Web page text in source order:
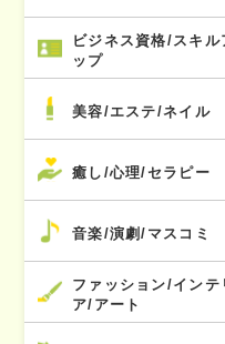
ビジネス資格/スキル
ップ
美容/エステ/ネイル
癒し/心理/セラピー
音楽/演劇/マスコミ
ファッション/インテ
ア/アート